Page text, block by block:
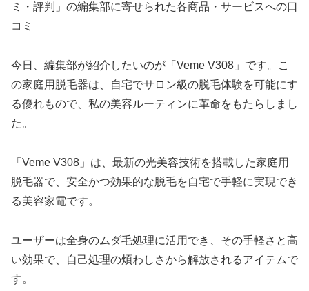
ミ・評判」の編集部に寄せられた各商品・サービスへの口
コミ
今日、編集部が紹介したいのが「Veme V308」です。こ
の家庭用脱毛器は、自宅でサロン級の脱毛体験を可能にす
る優れもので、私の美容ルーティンに革命をもたらしまし
た。
「Veme V308」は、最新の光美容技術を搭載した家庭用
脱毛器で、安全かつ効果的な脱毛を自宅で手軽に実現でき
る美容家電です。
ユーザーは全身のムダ毛処理に活用でき、その手軽さと高
い効果で、自己処理の煩わしさから解放されるアイテムで
す。